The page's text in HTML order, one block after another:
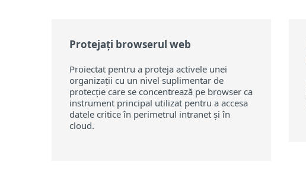
Protejați browserul web
Proiectat pentru a proteja activele unei
organizații cu un nivel suplimentar de
protecție care se concentrează pe browser ca
instrument principal utilizat pentru a accesa
datele critice în perimetrul intranet și în
cloud.